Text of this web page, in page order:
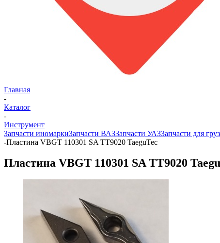
Главная
-
Каталог
-
Инструмент
Запчасти иномаркиЗапчасти ВАЗЗапчасти УАЗЗапчасти для
-Пластина VBGT 110301 SA TT9020 TaeguTec
Пластина VBGT 110301 SA TT9020